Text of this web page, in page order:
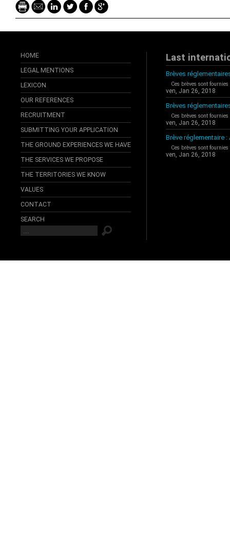
HOME
LEGAL MENTIONS
LEXICON
OUR REFERENCES
RECRUITMENT
SUBMITTING YOUR APPLICATION
THE GROUND EXPERIENCES WE HAVE
THE SERVICES WE PROPOSE
THE TERRITORIES WE KNOW
VALUES
CONTACT
SEARCH
Last
Brèves
Ces brèves sont
ven, Jan 26, 2018
Brèves
Ces brèves sont
ven, Jan 26, 2018
Brève réglementaire :
Ces brèves sont
ven, Jan 26, 2018